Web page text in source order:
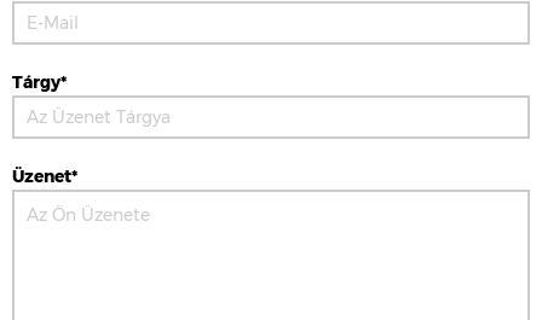
Tárgy*
Üzenet*